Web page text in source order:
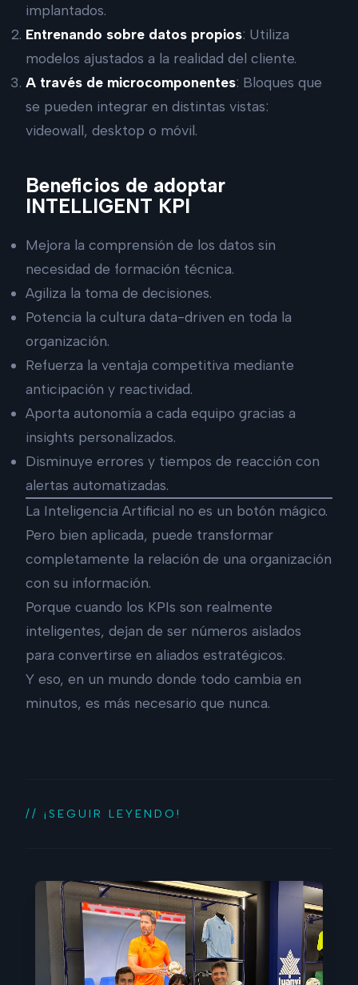
implantados.
Entrenando sobre datos propios: Utiliza
modelos ajustados a la realidad del cliente.
A través de microcomponentes: Bloques que
se pueden integrar en distintas vistas:
videowall, desktop o móvil.
Beneficios de adoptar
INTELLIGENT KPI
Mejora la comprensión de los datos sin
necesidad de formación técnica.
Agiliza la toma de decisiones.
Potencia la cultura data-driven en toda la
organización.
Refuerza la ventaja competitiva mediante
anticipación y reactividad.
Aporta autonomía a cada equipo gracias a
insights personalizados.
Disminuye errores y tiempos de reacción con
alertas automatizadas.
La Inteligencia Artificial no es un botón mágico.
Pero bien aplicada, puede transformar
completamente la relación de una organización
con su información.
Porque cuando los KPIs son realmente
inteligentes, dejan de ser números aislados
para convertirse en aliados estratégicos.
Y eso, en un mundo donde todo cambia en
minutos, es más necesario que nunca.
// ¡SEGUIR LEYENDO!